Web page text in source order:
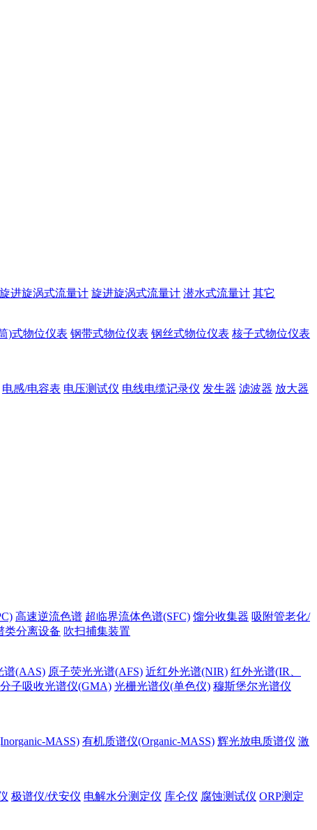
旋进旋涡式流量计 旋进旋涡式流量计 潜水式流量计 其它
)式物位仪表 钢带式物位仪表 钢丝式物位仪表 核子式物位仪表
电感/电容表 电压测试仪 电线电缆记录仪 发生器 滤波器 放大器
高速逆流色谱 超临界流体色谱(SFC) 馏分收集器 吸附管老化/
类分离设备 吹扫捕集装置
谱(AAS) 原子荧光光谱(AFS) 近红外光谱(NIR) 红外光谱(IR、
子吸收光谱仪(GMA) 光栅光谱仪(单色仪) 穆斯堡尔光谱仪
MASS) 有机质谱仪(Organic-MASS) 辉光放电质谱仪 激
极谱仪/伏安仪 电解水分测定仪 库仑仪 腐蚀测试仪 ORP测定